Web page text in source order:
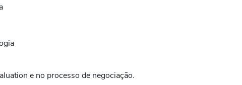
e no processo de negociação.